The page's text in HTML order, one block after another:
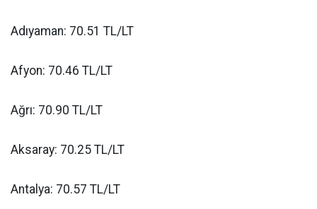
Adıyaman: 70.51 TL/LT
Afyon: 70.46 TL/LT
Ağrı: 70.90 TL/LT
Aksaray: 70.25 TL/LT
Antalya: 70.57 TL/LT